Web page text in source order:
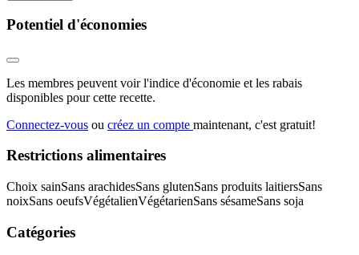
Potentiel d'économies
Les membres peuvent voir l'indice d'économie et les rabais
disponibles pour cette recette.
Connectez-vous ou créez un compte maintenant, c'est gratuit!
Restrictions alimentaires
Choix sainSans arachidesSans glutenSans produits laitiersSans
noixSans oeufsVégétalienVégétarienSans sésameSans soja
Catégories